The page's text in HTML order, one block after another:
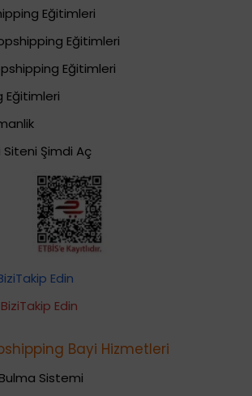
Eğitimleri
Eğitimleri
Eğitimleri
Eğitimleri
Şimdi Aç
Edin
Edin
Bayi Hizmetleri
Sistemi